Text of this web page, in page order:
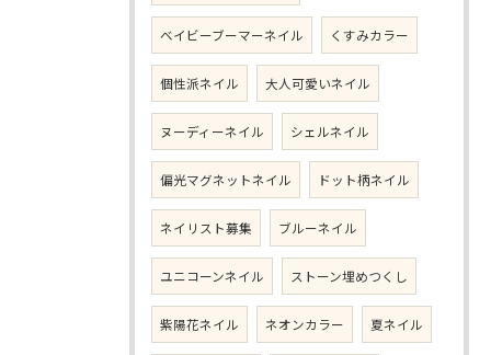
ベイビーブーマーネイル くすみカラー
個性派ネイル 大人可愛いネイル
ヌーディーネイル シェルネイル
偏光マグネットネイル ドット柄ネイル
ネイリスト募集 ブルーネイル
ユニコーンネイル ストーン埋めつくし
紫陽花ネイル ネオンカラー 夏ネイル